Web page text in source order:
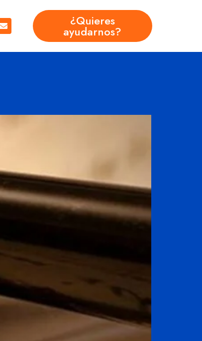
¿Quieres
ayudarnos?